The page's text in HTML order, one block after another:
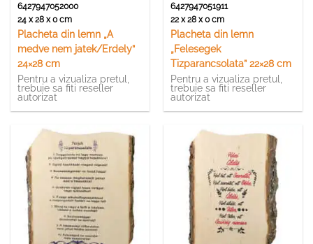
6427947052000
24 x 28 x 0 cm
Placheta din lemn „A
medve nem jatek/Erdely”
24×28 cm
Pentru a vizualiza pretul,
trebuie sa fiti reseller
autorizat
6427947051911
22 x 28 x 0 cm
Placheta din lemn
„Felesegek
Tizparancsolata” 22×28 cm
Pentru a vizualiza pretul,
trebuie sa fiti reseller
autorizat